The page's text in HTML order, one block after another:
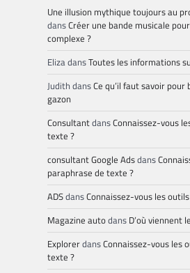
Une illusion mythique toujours au
dansCréer une bande musicale
complexe ?
ElizadansToutes les informations
Judith dansCe qu’il faut savoir
gazon
ConsultantdansConnaissez-vous
texte ?
consultant Google Adsdans
paraphrase de texte ?
ADSdansConnaissez-vous les
Magazine autodans D’où viennent
ExplorerdansConnaissez-vous les
texte ?